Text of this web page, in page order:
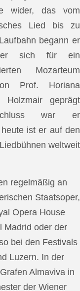
wider, das vom
Lied bis zu
begann er
er sich für ein
Mozarteum
Prof. Horiana
Holzmair geprägt
war er
ist er auf den
weltweit
regelmäßig an
Staatsoper,
Opera House
Madrid oder der
bei den Festivals
Luzern. In der
Almaviva in
der Wiener